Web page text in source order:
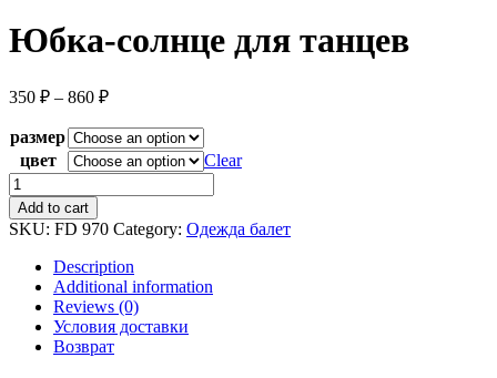
Юбка-солнце для танцев
350 ₽ – 860 ₽
размер
цвет
Clear
Юбка-
солнце
для
танцев
quantity
Add to cart
SKU: FD 970 Category: Одежда балет
Description
Additional information
Reviews (0)
Условия доставки
Возврат